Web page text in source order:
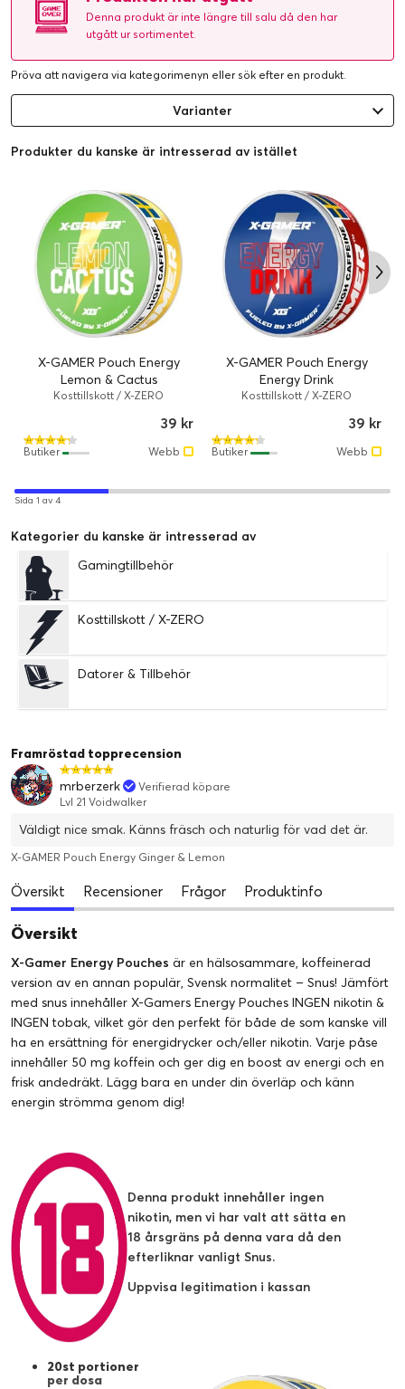
Denna produkt är inte längre till salu då den har
utgått ur sortimentet.
Pröva att navigera via kategorimenyn eller sök efter en produkt.
Varianter
Produkter du kanske är intresserad av istället
X-GAMER Pouch Energy
Lemon & Cactus
Kosttillskott / X-ZERO
39 kr
Webb
Butiker
X-GAMER Pouch Energy
Energy Drink
Kosttillskott / X-ZERO
39 kr
Webb
Butiker
Sida 1 av 4
Kategorier du kanske är intresserad av
Gamingtillbehör
Kosttillskott / X-ZERO
Datorer & Tillbehör
Framröstad topprecension
mrberzerk
Verifierad köpare
Lvl 21 Voidwalker
Väldigt nice smak. Känns fräsch och naturlig för vad det är.
X-GAMER Pouch Energy Ginger & Lemon
Översikt Recensioner Frågor Produktinfo
Översikt
X-Gamer Energy Pouches är en hälsosammare, koffeinerad
version av en annan populär, Svensk normalitet – Snus! Jämfört
med snus innehåller X-Gamers Energy Pouches INGEN nikotin &
INGEN tobak, vilket gör den perfekt för både de som kanske vill
ha en ersättning för energidrycker och/eller nikotin. Varje påse
innehåller 50 mg koffein och ger dig en boost av energi och en
frisk andedräkt. Lägg bara en under din överläp och känn
energin strömma genom dig!
Denna produkt innehåller ingen
nikotin, men vi har valt att sätta en
18 årsgräns på denna vara då den
efterliknar vanligt Snus.
Uppvisa legitimation i kassan
20st portioner
per dosa